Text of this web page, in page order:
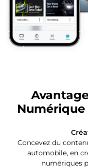
Concevez du
automobile, en
numériques